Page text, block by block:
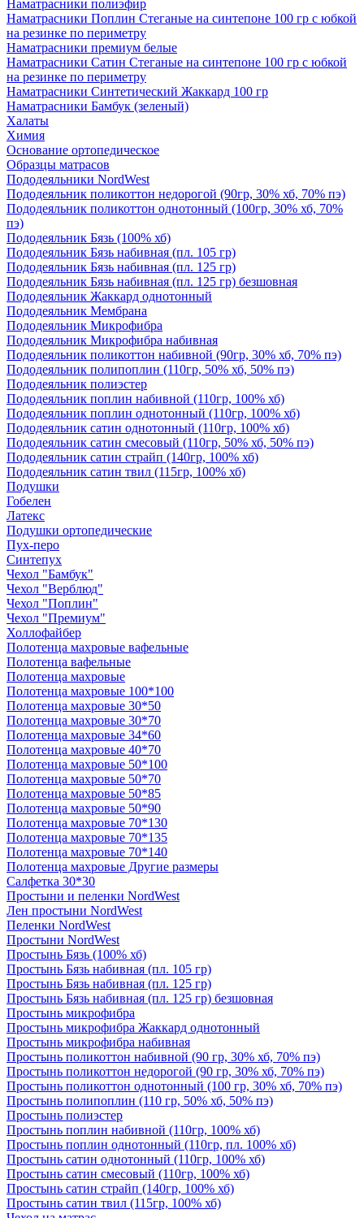
Наматрасники полиэфир
Наматрасники Поплин Стеганые на синтепоне 100 гр с юбкой
на резинке по периметру
Наматрасники премиум белые
Наматрасники Сатин Стеганые на синтепоне 100 гр с юбкой
на резинке по периметру
Наматрасники Синтетический Жаккард 100 гр
Наматрасники Бамбук (зеленый)
Халаты
Химия
Основание ортопедическое
Образцы матрасов
Пододеяльники NordWest
Пододеяльник поликоттон недорогой (90гр, 30% хб, 70% пэ)
Пододеяльник поликоттон однотонный (100гр, 30% хб, 70%
пэ)
Пододеяльник Бязь (100% хб)
Пододеяльник Бязь набивная (пл. 105 гр)
Пододеяльник Бязь набивная (пл. 125 гр)
Пододеяльник Бязь набивная (пл. 125 гр) безшовная
Пододеяльник Жаккард однотонный
Пододеяльник Мембрана
Пододеяльник Микрофибра
Пододеяльник Микрофибра набивная
Пододеяльник поликоттон набивной (90гр, 30% хб, 70% пэ)
Пододеяльник полипоплин (110гр, 50% хб, 50% пэ)
Пододеяльник полиэстер
Пододеяльник поплин набивной (110гр, 100% хб)
Пододеяльник поплин однотонный (110гр, 100% хб)
Пододеяльник сатин однотонный (110гр, 100% хб)
Пододеяльник сатин смесовый (110гр, 50% хб, 50% пэ)
Пододеяльник сатин страйп (140гр, 100% хб)
Пододеяльник сатин твил (115гр, 100% хб)
Подушки
Гобелен
Латекс
Подушки ортопедические
Пух-перо
Синтепух
Чехол "Бамбук"
Чехол "Верблюд"
Чехол "Поплин"
Чехол "Премиум"
Холлофайбер
Полотенца махровые вафельные
Полотенца вафельные
Полотенца махровые
Полотенца махровые 100*100
Полотенца махровые 30*50
Полотенца махровые 30*70
Полотенца махровые 34*60
Полотенца махровые 40*70
Полотенца махровые 50*100
Полотенца махровые 50*70
Полотенца махровые 50*85
Полотенца махровые 50*90
Полотенца махровые 70*130
Полотенца махровые 70*135
Полотенца махровые 70*140
Полотенца махровые Другие размеры
Салфетка 30*30
Простыни и пеленки NordWest
Лен простыни NordWest
Пеленки NordWest
Простыни NordWest
Простынь Бязь (100% хб)
Простынь Бязь набивная (пл. 105 гр)
Простынь Бязь набивная (пл. 125 гр)
Простынь Бязь набивная (пл. 125 гр) безшовная
Простынь микрофибра
Простынь микрофибра Жаккард однотонный
Простынь микрофибра набивная
Простынь поликоттон набивной (90 гр, 30% хб, 70% пэ)
Простынь поликоттон недорогой (90 гр, 30% хб, 70% пэ)
Простынь поликоттон однотонный (100 гр, 30% хб, 70% пэ)
Простынь полипоплин (110 гр, 50% хб, 50% пэ)
Простынь полиэстер
Простынь поплин набивной (110гр, 100% хб)
Простынь поплин однотонный (110гр, пл. 100% хб)
Простынь сатин однотонный (110гр, 100% хб)
Простынь сатин смесовый (110гр, 100% хб)
Простынь сатин страйп (140гр, 100% хб)
Простынь сатин твил (115гр, 100% хб)